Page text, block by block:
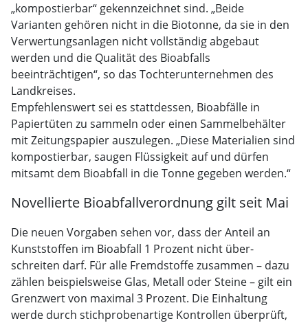
„kompostierbar“ gekennzeichnet sind. „Beide
Varianten gehören nicht in die Biotonne, da sie in den
Verwertungsanlagen nicht vollständig abgebaut
werden und die Qualität des Bioabfalls
beeinträchtigen“, so das Tochterunternehmen des
Landkreises.
Empfehlenswert sei es stattdessen, Bioabfälle in
Papiertüten zu sammeln oder einen Sammelbehälter
mit Zeitungspapier auszulegen. „Diese Materialien sind
kompostierbar, saugen Flüssigkeit auf und dürfen
mitsamt dem Bioabfall in die Tonne gegeben werden.“
Novellierte Bioabfallverordnung gilt seit Mai
Die neuen Vorgaben sehen vor, dass der Anteil an
Kunststoffen im Bioabfall 1 Prozent nicht über-
schreiten darf. Für alle Fremdstoffe zusammen – dazu
zählen beispielsweise Glas, Metall oder Steine – gilt ein
Grenzwert von maximal 3 Prozent. Die Einhaltung
werde durch stichprobenartige Kontrollen überprüft,